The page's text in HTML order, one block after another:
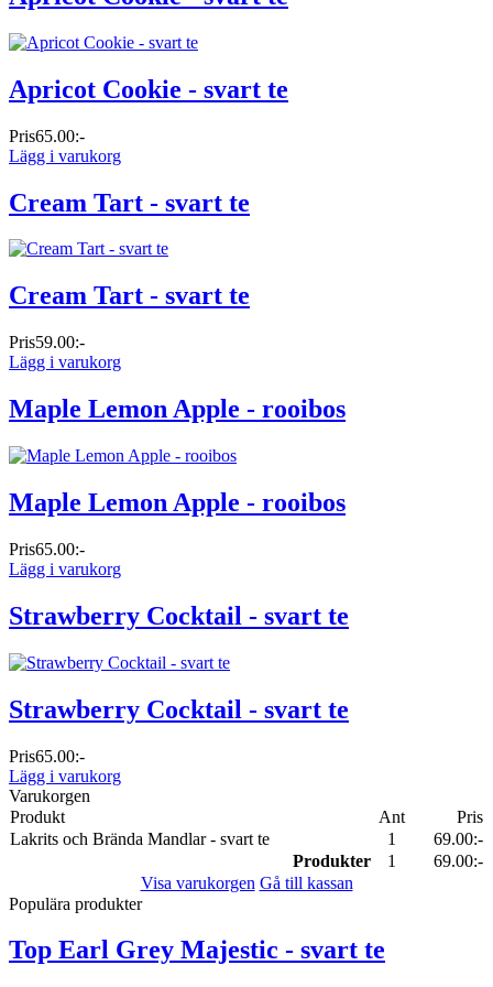
Apricot Cookie - svart te
Pris65.00:-
Lägg i varukorg
Cream Tart - svart te
Cream Tart - svart te
Pris59.00:-
Lägg i varukorg
Maple Lemon Apple - rooibos
Maple Lemon Apple - rooibos
Pris65.00:-
Lägg i varukorg
Strawberry Cocktail - svart te
Strawberry Cocktail - svart te
Pris65.00:-
Lägg i varukorg
Varukorgen
Produkt
Ant
Pris
Lakrits och Brända Mandlar - svart te
1
69.00:-
Produkter
1
69.00:-
Visa varukorgen Gå till kassan
Populära produkter
Top Earl Grey Majestic - svart te